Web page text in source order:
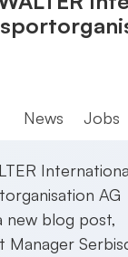
News Jobs
AG
new blog post,
Manager